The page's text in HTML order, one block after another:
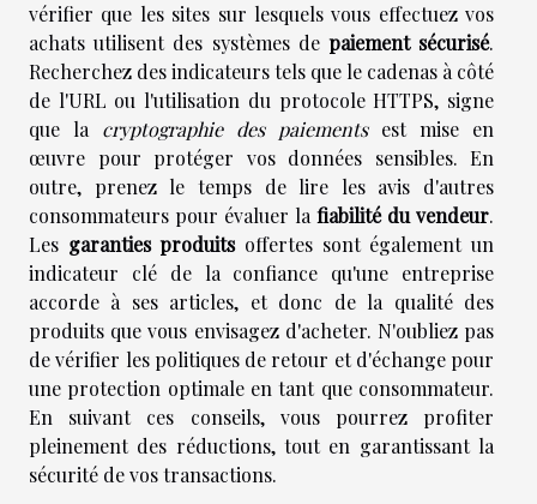
vérifier que les sites sur lesquels vous effectuez vos
achats utilisent des systèmes de paiement sécurisé.
Recherchez des indicateurs tels que le cadenas à côté
de l'URL ou l'utilisation du protocole HTTPS, signe
que la cryptographie des paiementsest mise en
œuvre pour protéger vos données sensibles. En
outre, prenez le temps de lire les avis d'autres
consommateurs pour évaluer lafiabilité du vendeur.
Les garanties produitsoffertes sont également un
indicateur clé de la confiance qu'une entreprise
accorde à ses articles, et donc de la qualité des
produits que vous envisagez d'acheter. N'oubliez pas
de vérifier les politiques de retour et d'échange pour
une protection optimale en tant que consommateur.
En suivant ces conseils, vous pourrez profiter
pleinement des réductions, tout en garantissant la
sécurité de vos transactions.